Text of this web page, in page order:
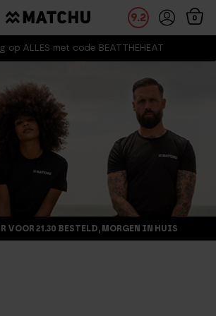
op ALLES met code BEATTHEHEAT
9.2 0
VOOR 21.30 BESTELD, MORGEN IN HUIS